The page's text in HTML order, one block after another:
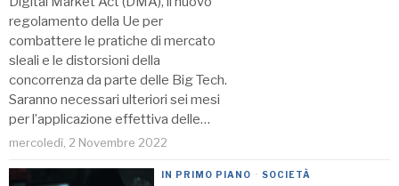
regolamento della Ue per
combattere le pratiche di mercato
sleali e le distorsioni della
concorrenza da parte delle Big Tech.
Saranno necessari ulteriori sei mesi
per l’applicazione effettiva delle…
mercoledì, 2 Novembre 2022
IN PRIMO PIANO · SOCIETÀ